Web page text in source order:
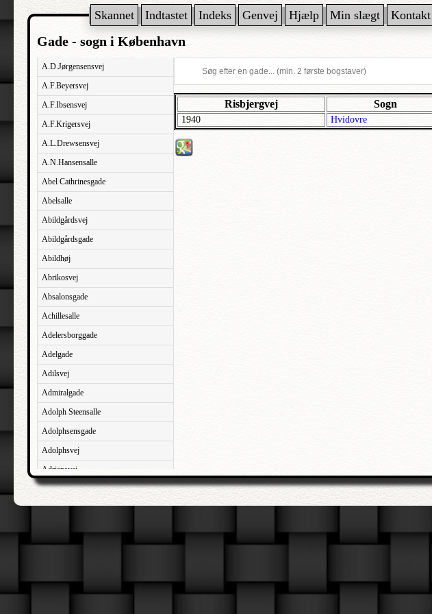
Skannet Indtastet Indeks Genvej Hjælp Min slægt Kontakt
Gade - sogn i København
A.D.Jørgensensvej
A.F.Beyersvej
A.F.Ibsensvej
A.F.Krigersvej
A.L.Drewsensvej
A.N.Hansensalle
Abel Cathrinesgade
Abelsalle
Abildgårdsvej
Abildgårdsgade
Abildhøj
Abrikosvej
Absalonsgade
Achillesalle
Adelersborggade
Adelgade
Adilsvej
Admiralgade
Adolph Steensalle
Adolphsensgade
Adolphsvej
Adriansvej
Aftenbakken
Agavevej
Agermosen
Agersøgade
Risbjergvej Sogn
1940 Hvidovre